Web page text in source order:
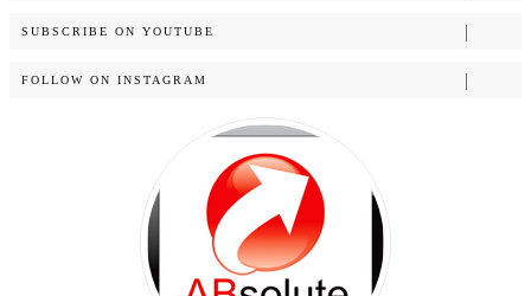
SUBSCRIBE ON YOUTUBE
FOLLOW ON INSTAGRAM